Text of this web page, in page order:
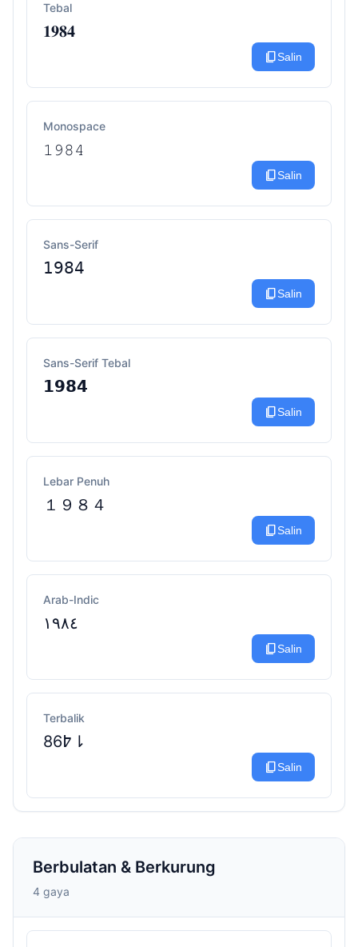
Tebal
𝟏𝟗𝟖𝟒
content_copySalin
Monospace
𝟷𝟿𝟾𝟺
content_copySalin
Sans-Serif
𝟣𝟫𝟪𝟦
content_copySalin
Sans-Serif Tebal
𝟭𝟵𝟴𝟰
content_copySalin
Lebar Penuh
１９８４
content_copySalin
Arab-Indic
١٩٨٤
content_copySalin
Terbalik
߈86⇂
content_copySalin
Berbulatan & Berkurung
4 gaya